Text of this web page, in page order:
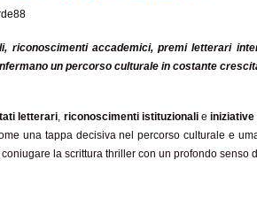
riconoscimenti accademici, premi letterari
un percorso culturale in costante
letterari, riconoscimenti istituzionalie
una tappa decisiva nel percorso culturale e
la scrittura thriller con un profondo senso